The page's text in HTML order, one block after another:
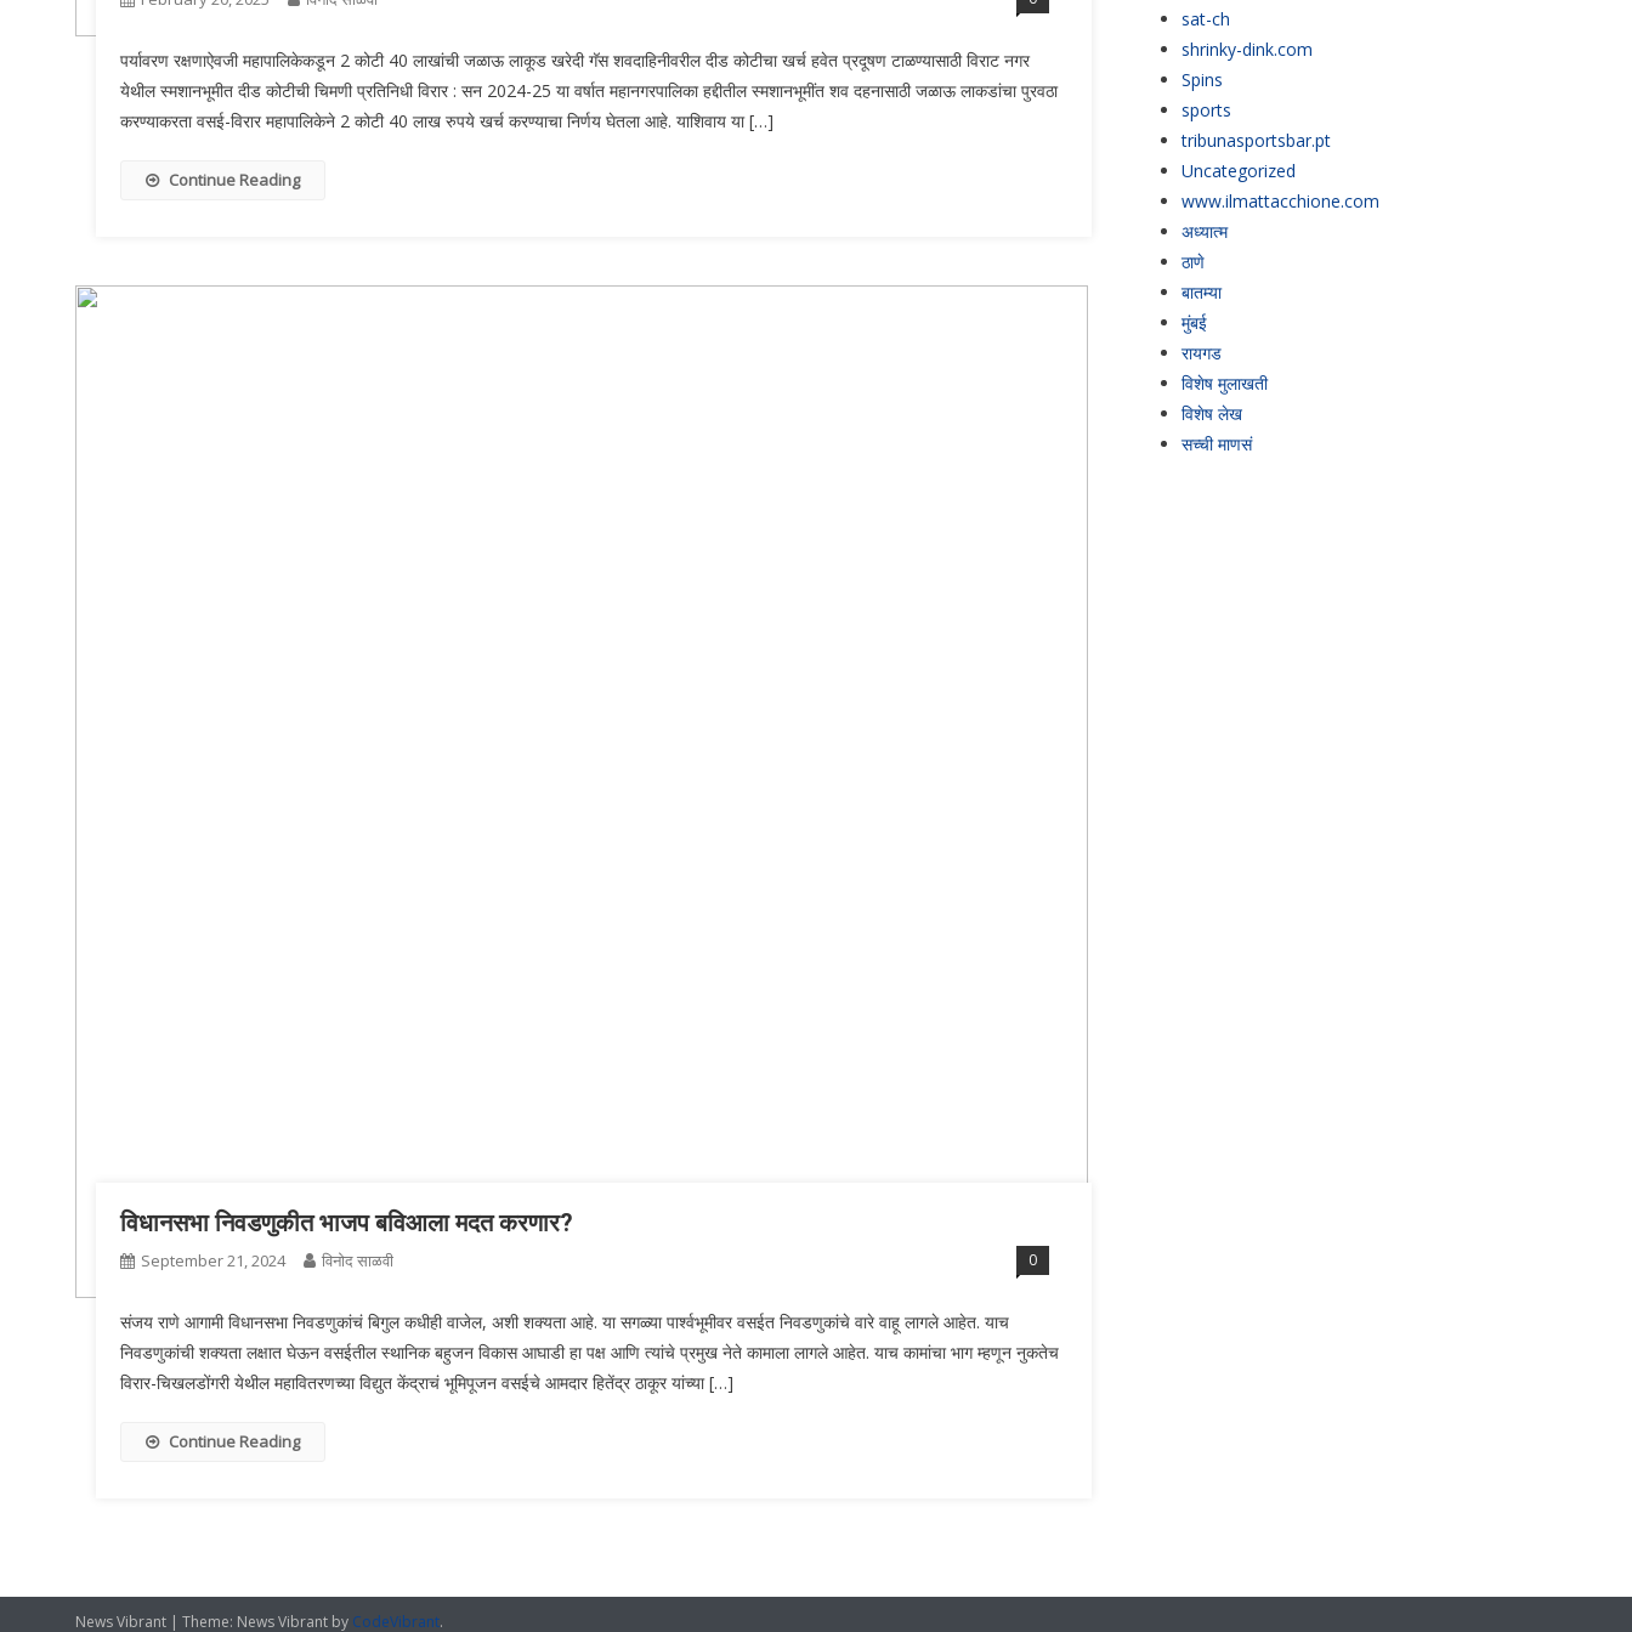
पर्यावरण रक्षणाऐवजी महापालिकेकडून 2 कोटी 40 लाखांची जळाऊ लाकूड खरेदी गॅस शवदाहिनीवरील दीड कोटीचा खर्च हवेत प्रदूषण टाळण्यासाठी विराट नगर
येथील स्मशानभूमीत दीड कोटीची चिमणी प्रतिनिधी विरार : सन 2024-25 या वर्षात महानगरपालिका हद्दीतील स्मशानभूमींत शव दहनासाठी जळाऊ लाकडांचा पुरवठा
करण्याकरता वसई-विरार महापालिकेने 2 कोटी 40 लाख रुपये खर्च करण्याचा निर्णय घेतला आहे. याशिवाय या […]
Continue Reading
विधानसभा निवडणुकीत भाजप बविआला मदत करणार?
September 21, 2024 विनोद साळवी 0
संजय राणे आगामी विधानसभा निवडणुकांचं बिगुल कधीही वाजेल, अशी शक्यता आहे. या सगळ्या पार्श्वभूमीवर वसईत निवडणुकांचे वारे वाहू लागले आहेत. याच
निवडणुकांची शक्यता लक्षात घेऊन वसईतील स्थानिक बहुजन विकास आघाडी हा पक्ष आणि त्यांचे प्रमुख नेते कामाला लागले आहेत. याच कामांचा भाग म्हणून नुकतेच
विरार-चिखलडोंगरी येथील महावितरणच्या विद्युत केंद्राचं भूमिपूजन वसईचे आमदार हितेंद्र ठाकूर यांच्या […]
Continue Reading
sat-ch
shrinky-dink.com
Spins
sports
tribunasportsbar.pt
Uncategorized
www.ilmattacchione.com
अध्यात्म
ठाणे
बातम्या
मुंबई
रायगड
विशेष मुलाखती
विशेष लेख
सच्ची माणसं
News Vibrant | Theme: News Vibrant by CodeVibrant.